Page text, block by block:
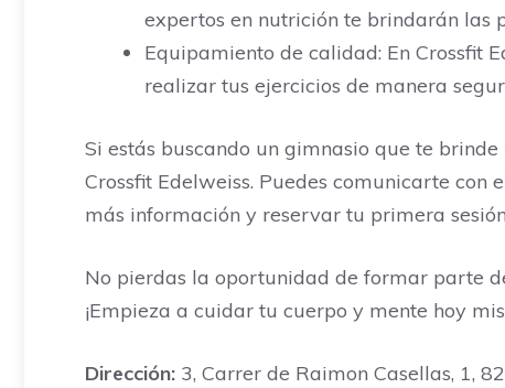
expertos en nutrición te brindarán las
Equipamiento de calidad: En Crossfit
realizar tus ejercicios de manera
Si estás buscando un gimnasio que te
Crossfit Edelweiss. Puedes comunicarte
más información y reservar tu primera
No pierdas la oportunidad de formar parte
¡Empieza a cuidar tu cuerpo y mente hoy
Dirección: 3, Carrer de Raimon Casellas, 1,